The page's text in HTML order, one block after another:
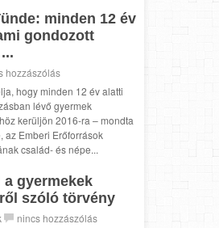
minden 12 év
gondozott
hozzászólás
hogy minden 12 év alatti
lévő gyermek
kerüljön 2016-ra – mondta
az Emberi Erőforrások
család- és népe...
a gyermekek
szóló törvény
nincs hozzászólás